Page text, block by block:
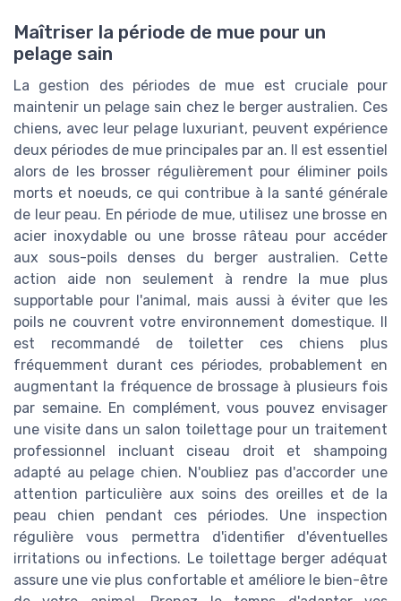
Maîtriser la période de mue pour un
pelage sain
La gestion des périodes de mue est cruciale pour
maintenir un pelage sain chez le berger australien. Ces
chiens, avec leur pelage luxuriant, peuvent expérience
deux périodes de mue principales par an. Il est essentiel
alors de les brosser régulièrement pour éliminer poils
morts et noeuds, ce qui contribue à la santé générale
de leur peau. En période de mue, utilisez une brosse en
acier inoxydable ou une brosse râteau pour accéder
aux sous-poils denses du berger australien. Cette
action aide non seulement à rendre la mue plus
supportable pour l'animal, mais aussi à éviter que les
poils ne couvrent votre environnement domestique. Il
est recommandé de toiletter ces chiens plus
fréquemment durant ces périodes, probablement en
augmentant la fréquence de brossage à plusieurs fois
par semaine. En complément, vous pouvez envisager
une visite dans un salon toilettage pour un traitement
professionnel incluant ciseau droit et shampoing
adapté au pelage chien. N'oubliez pas d'accorder une
attention particulière aux soins des oreilles et de la
peau chien pendant ces périodes. Une inspection
régulière vous permettra d'identifier d'éventuelles
irritations ou infections. Le toilettage berger adéquat
assure une vie plus confortable et améliore le bien-être